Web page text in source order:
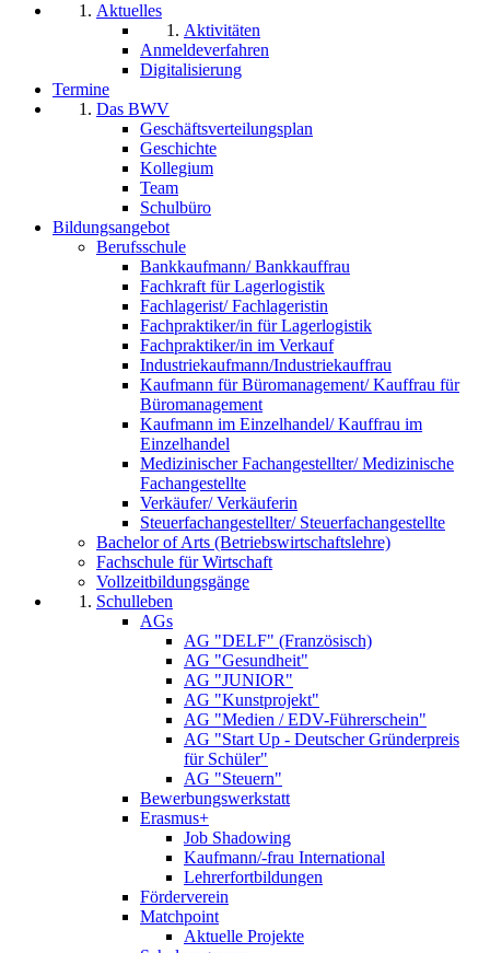
Aktuelles
Aktivitäten
Anmeldeverfahren
Digitalisierung
Termine
Das BWV
Geschäftsverteilungsplan
Geschichte
Kollegium
Team
Schulbüro
Bildungsangebot
Berufsschule
Bankkaufmann/ Bankkauffrau
Fachkraft für Lagerlogistik
Fachlagerist/ Fachlageristin
Fachpraktiker/in für Lagerlogistik
Fachpraktiker/in im Verkauf
Industriekaufmann/Industriekauffrau
Kaufmann für Büromanagement/ Kauffrau für
Büromanagement
Kaufmann im Einzelhandel/ Kauffrau im
Einzelhandel
Medizinischer Fachangestellter/ Medizinische
Fachangestellte
Verkäufer/ Verkäuferin
Steuerfachangestellter/ Steuerfachangestellte
Bachelor of Arts (Betriebswirtschaftslehre)
Fachschule für Wirtschaft
Vollzeitbildungsgänge
Schulleben
AGs
AG "DELF" (Französisch)
AG "Gesundheit"
AG "JUNIOR"
AG "Kunstprojekt"
AG "Medien / EDV-Führerschein"
AG "Start Up - Deutscher Gründerpreis
für Schüler"
AG "Steuern"
Bewerbungswerkstatt
Erasmus+
Job Shadowing
Kaufmann/-frau International
Lehrerfortbildungen
Förderverein
Matchpoint
Aktuelle Projekte